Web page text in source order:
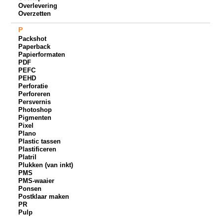
Overlevering
Overzetten
P
Packshot
Paperback
Papierformaten
PDF
PEFC
PEHD
Perforatie
Perforeren
Persvernis
Photoshop
Pigmenten
Pixel
Plano
Plastic tassen
Plastificeren
Platril
Plukken (van inkt)
PMS
PMS-waaier
Ponsen
Postklaar maken
PR
Pulp